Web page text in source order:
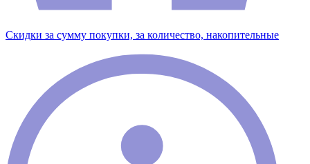
Скидки за сумму покупки, за количество, накопительные